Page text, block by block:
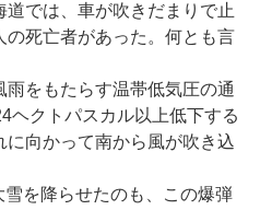
では、車が吹きだまりで止
の死亡者があった。何とも言
をもたらす温帯低気圧の通
ヘクトパスカル以上低下する
向かって南から風が吹き込
を降らせたのも、この爆弾